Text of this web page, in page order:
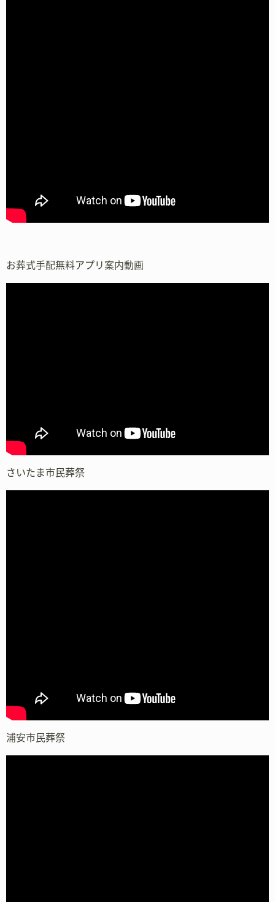
お葬式手配無料アプリ案内動画
さいたま市民葬祭
浦安市民葬祭